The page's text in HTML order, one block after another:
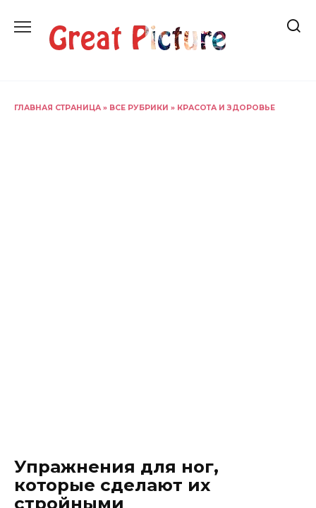
содержанию
ГЛАВНАЯ СТРАНИЦА » ВСЕ РУБРИКИ » КРАСОТА И ЗДОРОВЬЕ
Упражнения для ног,
которые сделают их
стройными